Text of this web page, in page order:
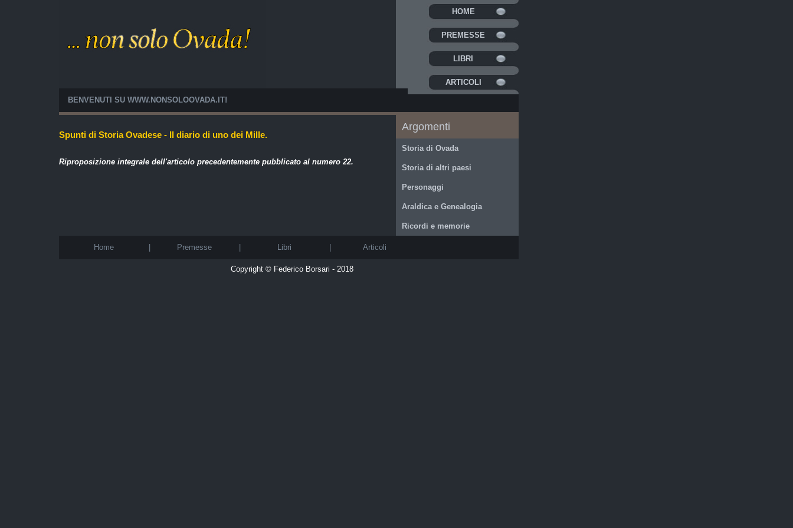
HOME
PREMESSE
LIBRI
ARTICOLI
BENVENUTI SU WWW.NONSOLOOVADA.IT!
Spunti di Storia Ovadese - Il diario di uno dei Mille.
Riproposizione integrale dell'articolo precedentemente pubblicato al numero22.
Argomenti
Storia di Ovada
Storia di altri paesi
Personaggi
Araldica e Genealogia
Ricordi e memorie
Home Premesse Libri Articoli
Copyright © Federico Borsari - 2018